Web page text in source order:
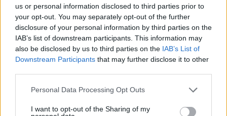
us or personal information disclosed to third parties prior to
your opt-out. You may separately opt-out of the further
disclosure of your personal information by third parties on the
IAB’s list of downstream participants. This information may
also be disclosed by us to third parties on the IAB’s List of
Downstream Participants that may further disclose it to other
Please note that this website/app uses one or more Google
not limited to your visit or usage behaviour. You may click to
Personal Data Processing Opt Outs
I want to opt-out of the Sharing of my
un casco es obligatorio y es recomendable
tener un seguro de viaje que cubra actividades
deportivas.
Recorrer Italia en bicicleta siguiendo las rutas
del Giro es una experiencia inolvidable que
combina el amor por el ciclismo con la belleza de